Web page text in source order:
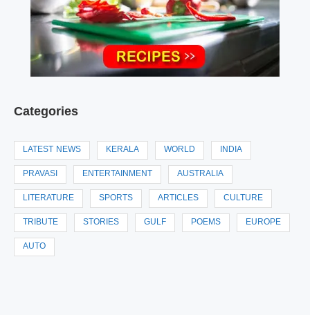
Categories
LATEST NEWS KERALA WORLD INDIA
PRAVASI ENTERTAINMENT AUSTRALIA
LITERATURE SPORTS ARTICLES CULTURE
TRIBUTE STORIES GULF POEMS EUROPE
AUTO